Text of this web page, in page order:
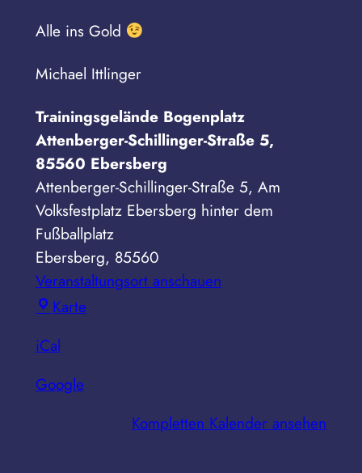
Alle ins Gold
Michael Ittlinger
Trainingsgelände Bogenplatz
Attenberger-Schillinger-Straße 5,
85560 Ebersberg
Attenberger-Schillinger-Straße 5 Am
Volksfestplatz Ebersberg hinter dem
Fußballplatz
Ebersberg, 85560
Veranstaltungsort anschauen
KarteTrainingsgelände
iCal
Google
Kompletten Kalender ansehen